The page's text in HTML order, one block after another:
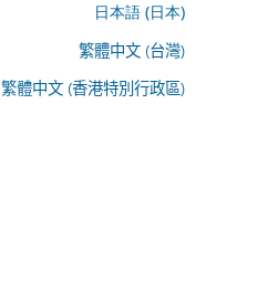
日本語 (日本)
繁體中文 (台灣)
繁體中文 (香港特別行政區)